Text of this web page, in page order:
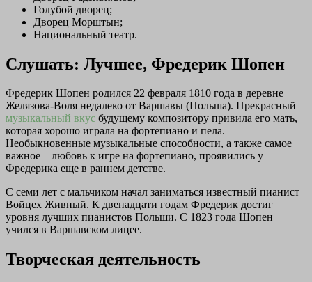
Голубой дворец;
Дворец Морштын;
Национальный театр.
Слушать: Лучшее, Фредерик Шопен
Фредерик Шопен родился 22 февраля 1810 года в деревне
Желязова-Воля недалеко от Варшавы (Польша). Прекрасный
музыкальный вкус будущему композитору привила его мать,
которая хорошо играла на фортепиано и пела.
Необыкновенные музыкальные способности, а также самое
важное – любовь к игре на фортепиано, проявились у
Фредерика еще в раннем детстве.
С семи лет с мальчиком начал заниматься известный пианист
Войцех Живный. К двенадцати годам Фредерик достиг
уровня лучших пианистов Польши. С 1823 года Шопен
учился в Варшавском лицее.
Творческая деятельность